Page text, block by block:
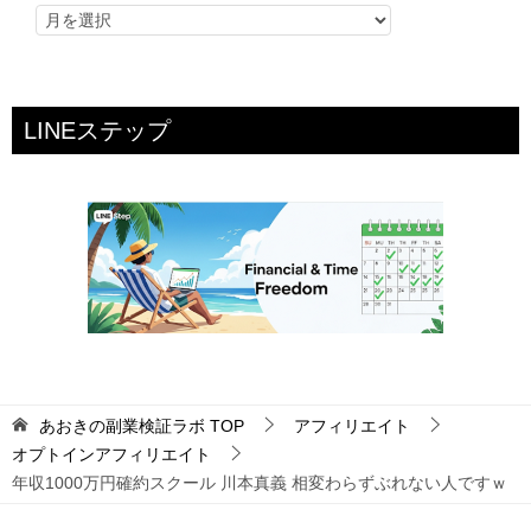
LINEステップ
あおきの副業検証ラボ TOP
アフィリエイト
オプトインアフィリエイト
年収1000万円確約スクール 川本真義 相変わらずぶれない人ですｗ